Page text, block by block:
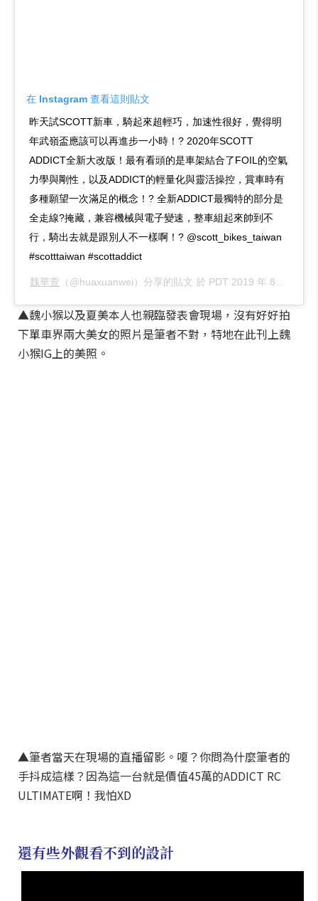
在 Instagram 查看這則貼文
昨天試SCOTT新車，騎起來超輕巧，加速性很好，覺得明
年武嶺盃應該可以再進步一小時！? 2020年SCOTT
ADDICT全新大改版！最有看頭的是車架結合了FOIL的空氣
力學與剛性，以及ADDICT的輕量化與靈活操控，賞車時有
多種願望一次滿足的概念！? 全新ADDICT最獨特的部分是
全走線?掩藏，兼容機械與電子變速，整車組起來帥到不
行，騎出去就是跟別人不一樣啊！? @scott_bikes_taiwan
#scotttaiwan #scottaddict
魏華萱 （@huaxuanwei）分享的貼文 於 PDT 2019 年 8月 月 13 日 下午 10:54
▲魏小猴以及夏美本人也親臨發表會現場，沒有好好拍
下單車界兩大美女的照片是筆者不對，特地在此刊上魏
小猴IG上的美照。
▲筆者當天在現場的直播留影。嗄？你問為什麼筆者的
手抖成這樣？因為這一台就是價值45萬的ADDICT RC
ULTIMATE啊！我怕XD
還有些外觀看不到的設計